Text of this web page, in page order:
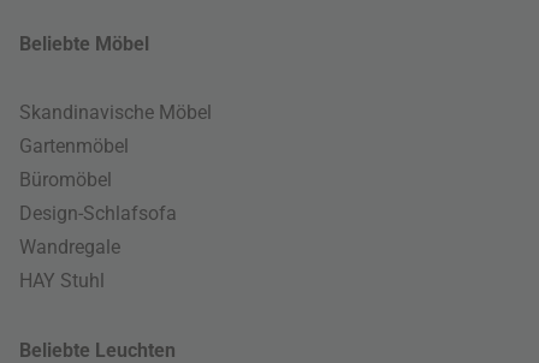
Beliebte Möbel
Skandinavische Möbel
Gartenmöbel
Büromöbel
Design-Schlafsofa
Wandregale
HAY Stuhl
Beliebte Leuchten